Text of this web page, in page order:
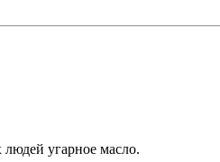
угарное масло.